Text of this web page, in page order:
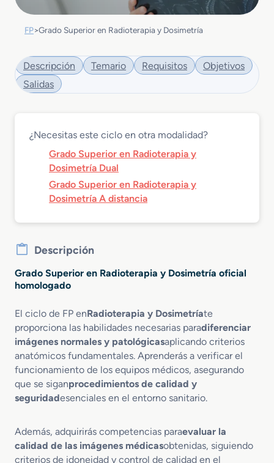
FP>Grado Superior en Radioterapia y Dosimetría
Descripción Temario Requisitos
Objetivos
Salidas
¿Necesitas este ciclo en otra modalidad?
Grado Superior en Radioterapia y
Dosimetría Dual
Grado Superior en Radioterapia y
Dosimetría A distancia
Descripción
Grado Superior en Radioterapia y Dosimetría oficial
homologado
El ciclo de FP enRadioterapia y Dosimetríate
proporciona las habilidades necesarias paradiferenciar
imágenes normales y patológicasaplicando criterios
anatómicos fundamentales. Aprenderás a verificar el
funcionamiento de los equipos médicos, asegurando
que se siganprocedimientos de calidad y
seguridadesenciales en el entorno sanitario.
Además, adquirirás competencias paraevaluar la
calidad de las imágenes médicasobtenidas, siguiendo
criterios de idoneidad y control de calidad en el